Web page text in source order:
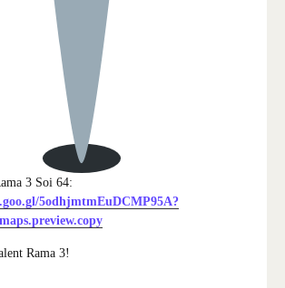
3 Soi 64:
5odhjmtmEuDCMP95A?
Rama 3!